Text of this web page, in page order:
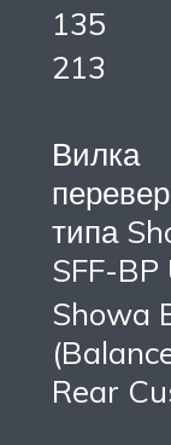
135
213
Вилка
типа
SFF-BP
Showa
Rear